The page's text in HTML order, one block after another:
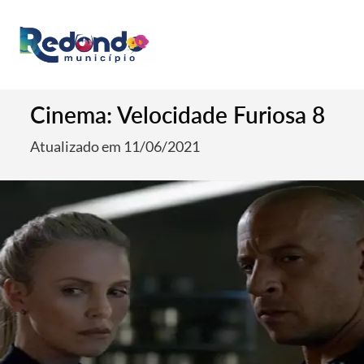
Cinema: Velocidade Furiosa 8
Atualizado em 11/06/2021